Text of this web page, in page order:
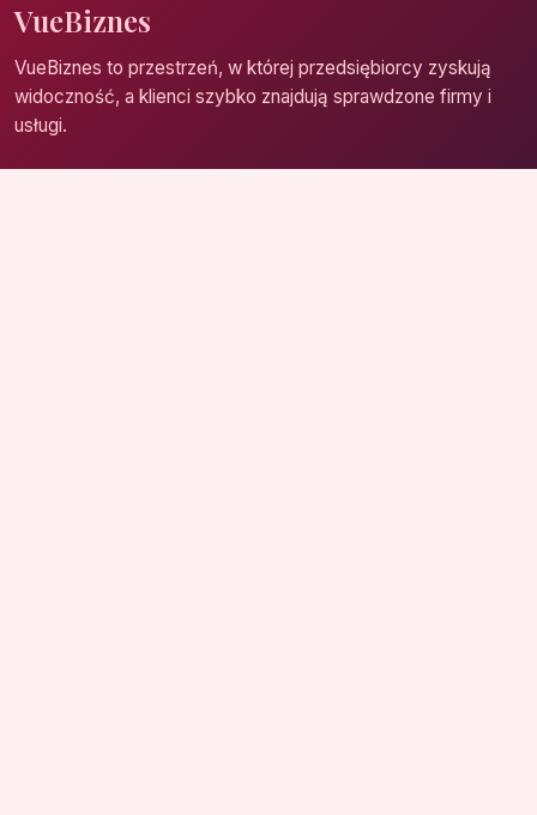
VueBiznes
VueBiznes to przestrzeń, w której przedsiębiorcy zyskują
widoczność, a klienci szybko znajdują sprawdzone firmy i
usługi.